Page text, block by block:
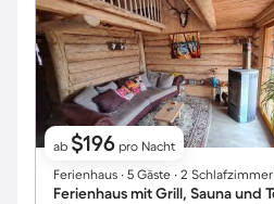
ab $196 pro Nacht
Ferienhaus ∙ 5 Gäste ∙ 2 Schlafzimmer